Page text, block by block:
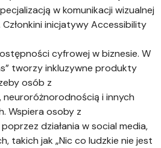
w komunikacji wizualnej
Członkini inicjatywy Accessibility
cyfrowej w biznesie. W
tworzy inkluzywne produkty
osób z
neuroróżnorodnością i innych
Wspiera osoby z
działania w social media,
takich jak „Nic co ludzkie nie jest